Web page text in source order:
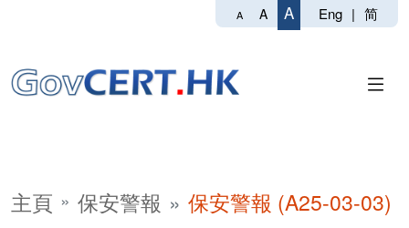
A A A Eng | 简
主頁 保安警報 保安警報 (A25-03-03)